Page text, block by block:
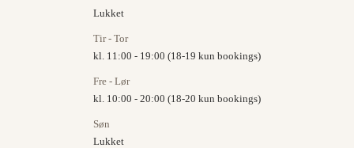
Lukket
Tir - Tor
kl. 11:00 - 19:00 (18-19 kun bookings)
Fre - Lør
kl. 10:00 - 20:00 (18-20 kun bookings)
Søn
Lukket